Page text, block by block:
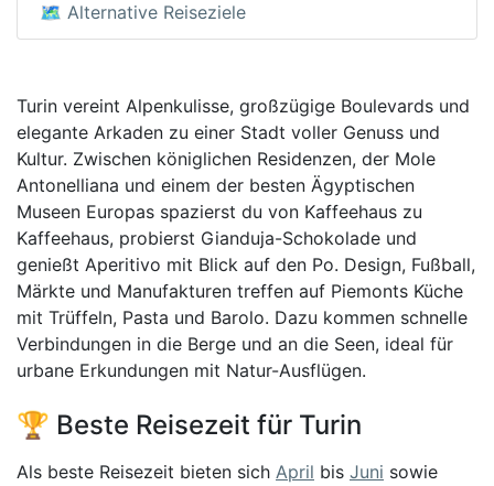
🗺️ Alternative Reiseziele
Turin vereint Alpenkulisse, großzügige Boulevards und
elegante Arkaden zu einer Stadt voller Genuss und
Kultur. Zwischen königlichen Residenzen, der Mole
Antonelliana und einem der besten Ägyptischen
Museen Europas spazierst du von Kaffeehaus zu
Kaffeehaus, probierst Gianduja-Schokolade und
genießt Aperitivo mit Blick auf den Po. Design, Fußball,
Märkte und Manufakturen treffen auf Piemonts Küche
mit Trüffeln, Pasta und Barolo. Dazu kommen schnelle
Verbindungen in die Berge und an die Seen, ideal für
urbane Erkundungen mit Natur-Ausflügen.
🏆 Beste Reisezeit für Turin
Als beste Reisezeit bieten sich April bis Juni sowie